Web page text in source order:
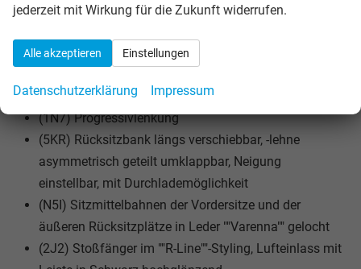
(9I5) Fahrlichtschaltung automatisch, mit LED-
Verabschiedungslicht
(7W7) Proaktives Insassenschutzsystem
(1N7) Progressivlenkung
(5KR) Rücksitzbank längs verschiebbar, -lehne
asymmetrisch geteilt umklappbar, Neigung
einstellbar, mit Durchlademöglichkeit
(N5I) Sitzmittelbahnen der Vordersitze und der
äußeren Rücksitzplätze in Leder ""Varenna"" gelocht
(2J2) Stoßfänger im ""R-Line""-Styling, Lufteinlass mit
jederzeit mit Wirkung für die Zukunft widerrufen.
Alle akzeptieren Einstellungen
Datenschutzerklärung Impressum